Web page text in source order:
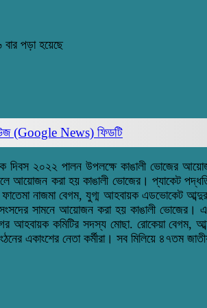
পড়া হয়েছে
(Google News) ফিডটি
শোক দিবস ২০২২ পালন উপলক্ষে কাঙালী
আয়োজন করা হয় কাঙালী ভোজের।
নাজমা বেগম, যুগ্ম আহবায়ক এডভোকেট
সামনে আয়োজন করা হয় কাঙালী ভোজের।
কমিটির সদস্য মোছা. রোকেয়া বেগম,
নেতা কর্মীরা। সব মিলিয়ে ৪৭তম